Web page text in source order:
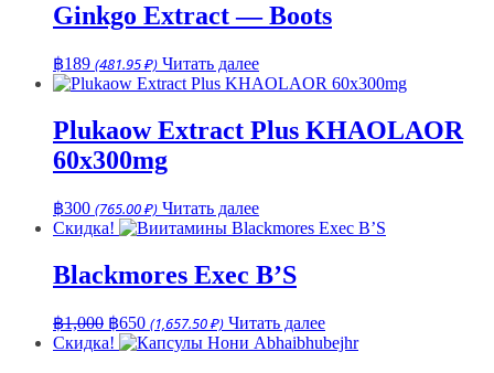
Ginkgo Extract — Boots
฿189 (481.95 ₽) Читать далее
Plukaow Extract Plus KHAOLAOR
60x300mg
฿300 (765.00 ₽) Читать далее
Скидка!
Blackmores Exec B’S
฿1,000 Первоначальная
цена
฿650Текущая
цена:
(1,657.50 ₽) Читать далее
Скидка!